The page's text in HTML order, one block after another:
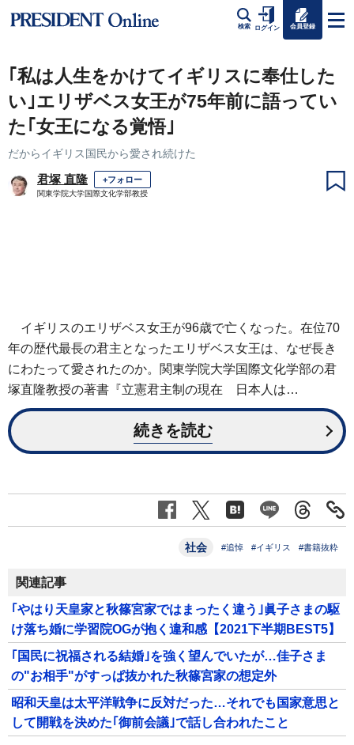
検索 ログイン 会員登録
｢私は人生をかけてイギリスに奉仕した
い｣エリザベス女王が75年前に語ってい
た｢女王になる覚悟｣
だからイギリス国民から愛され続けた
君塚 直隆 +フォロー
関東学院大学国際文化学部教授
イギリスのエリザベス女王が96歳で亡くなった。在位70
年の歴代最長の君主となったエリザベス女王は、なぜ長き
にわたって愛されたのか。関東学院大学国際文化学部の君
塚直隆教授の著書『立憲君主制の現在 日本人は…
続きを読む
社会 #追悼 #イギリス #書籍抜粋
関連記事
｢やはり天皇家と秋篠宮家ではまったく違う｣眞子さまの駆
け落ち婚に学習院OGが抱く違和感【2021下半期BEST5】
｢国民に祝福される結婚｣を強く望んでいたが…佳子さま
の"お相手"がすっぱ抜かれた秋篠宮家の想定外
昭和天皇は太平洋戦争に反対だった…それでも国家意思と
して開戦を決めた｢御前会議｣で話し合われたこと